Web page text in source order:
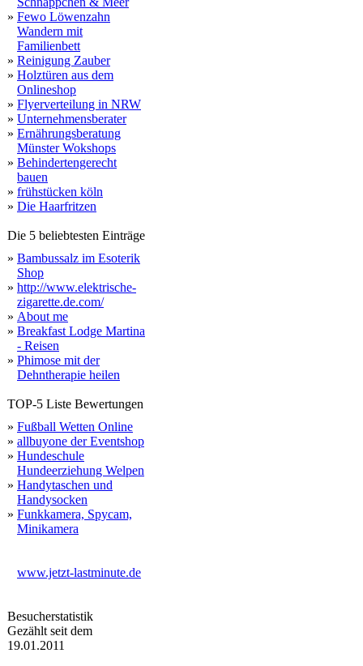
» Fewo Löwenzahn
Wandern mit
Familienbett
» Reinigung Zauber
» Holztüren aus dem
Onlineshop
» Flyerverteilung in NRW
» Unternehmensberater
» Ernährungsberatung
Münster Wokshops
» Behindertengerecht
bauen
» frühstücken köln
» Die Haarfritzen
Die 5 beliebtesten Einträge
» Bambussalz im Esoterik
Shop
» http://www.elektrische-
zigarette.de.com/
» About me
» Breakfast Lodge Martina
- Reisen
» Phimose mit der
Dehntherapie heilen
TOP-5 Liste Bewertungen
» Fußball Wetten Online
» allbuyone der Eventshop
» Hundeschule
Hundeerziehung Welpen
» Handytaschen und
Handysocken
» Funkkamera, Spycam,
Minikamera
www.jetzt-lastminute.de
Besucherstatistik
Gezählt seit dem
19.01.2011